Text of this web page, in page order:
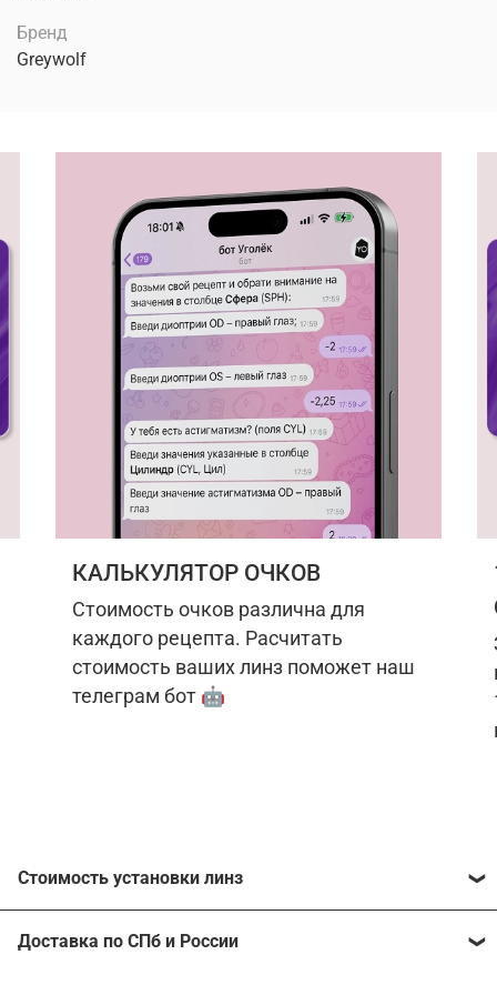
Бренд
Greywolf
КАЛЬКУЛЯТОР ОЧКОВ
Стоимость очков различна для
каждого рецепта. Расчитать
стоимость ваших линз поможет наш
телеграм бот 🤖
Стоимость установки линз
Расчитать стоимость ваших линз поможет
Доставка по СПб и России